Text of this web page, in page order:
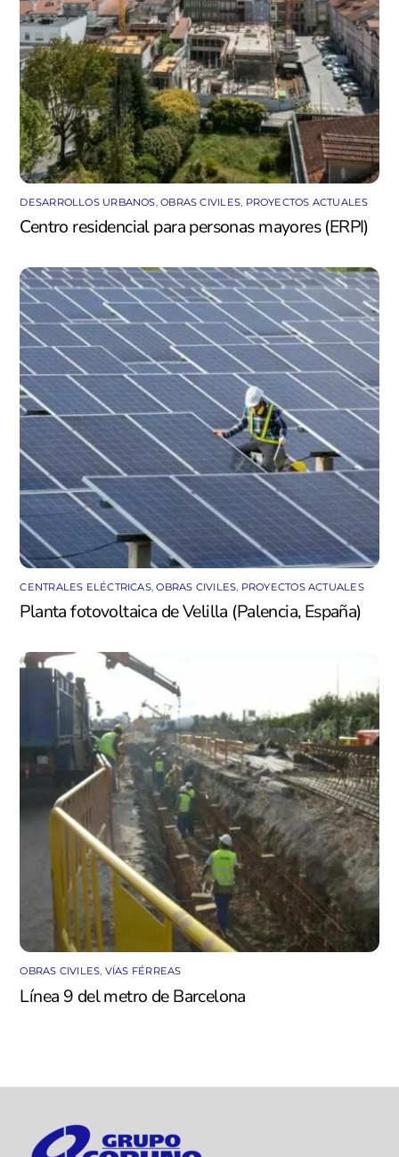
DESARROLLOS URBANOS ,OBRAS CIVILES PROYECTOS ACTUALES
Centro residencial para personas mayores (ERPI)
CENTRALES ELÉCTRICAS,OBRAS CIVILES PROYECTOS ACTUALES
Planta fotovoltaica de Velilla (Palencia, España)
OBRAS CIVILES, VÍAS FÉRREAS
Línea 9 del metro de Barcelona